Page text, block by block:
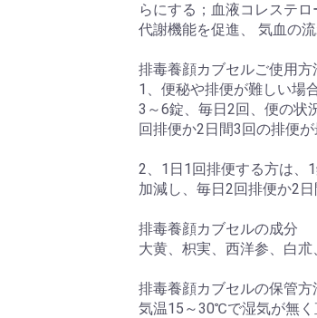
らにする；血液コレステ
代謝機能を促進、 気血の流
排毒養顔カブセルご使用方
1、便秘や排便が難しい場
3～6錠、毎日2回、便の状
回排便か2日間3回の排便が
2、1日1回排便する方は、
加減し、毎日2回排便か2日
排毒養顔カブセルの成分
大黄、枳実、西洋参、白
排毒養顔カブセルの保管方
気温15～30℃で湿気が無く